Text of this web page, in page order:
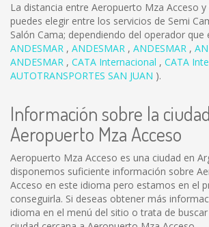
La distancia entre Aeropuerto Mza Acceso y
puedes elegir entre los servicios de Semi
Salón Cama; dependiendo del operador que
ANDESMAR , ANDESMAR , ANDESMAR ,
ANDESMAR , CATA Internacional , CATA
AUTOTRANSPORTES SAN JUAN ).
Información sobre la ciudad
Aeropuerto Mza Acceso
Aeropuerto Mza Acceso es una ciudad en
disponemos suficiente información sobre
Acceso en este idioma pero estamos en el
conseguirla. Si deseas obtener más
idioma en el menú del sitio o trata de